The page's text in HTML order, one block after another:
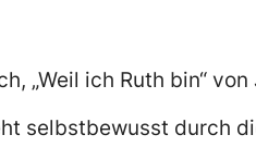
„Weil ich Ruth bin“ von
selbstbewusst durch